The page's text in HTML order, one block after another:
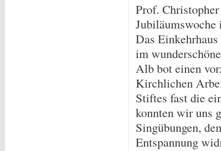
Prof.
Das
im
Alb bot einen
Kirchlichen
Stiftes fast die
konnten wir uns
Singübungen,
Entspannung